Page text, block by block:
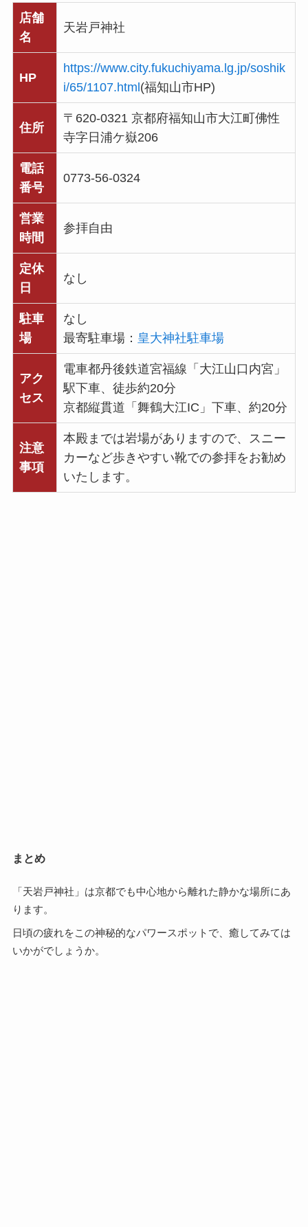
店舗
名
天岩戸神社
HP
https://www.city.fukuchiyama.lg.jp/soshik
i/65/1107.html(福知山市HP)
住所
〒620-0321 京都府福知山市大江町佛性
寺字日浦ケ嶽206
電話
番号
0773-56-0324
営業
時間
参拝自由
定休
日
なし
駐車
場
なし
最寄駐車場： 皇大神社駐車場
アク
セス
電車都丹後鉄道宮福線「大江山口内宮」
駅下車、徒歩約20分
京都縦貫道「舞鶴大江IC」下車、約20分
注意
事項
本殿までは岩場がありますので、スニー
カーなど歩きやすい靴での参拝をお勧め
いたします。
まとめ
「天岩戸神社」は京都でも中心地から離れた静かな場所にあ
ります。
日頃の疲れをこの神秘的なパワースポットで、癒してみては
いかがでしょうか。